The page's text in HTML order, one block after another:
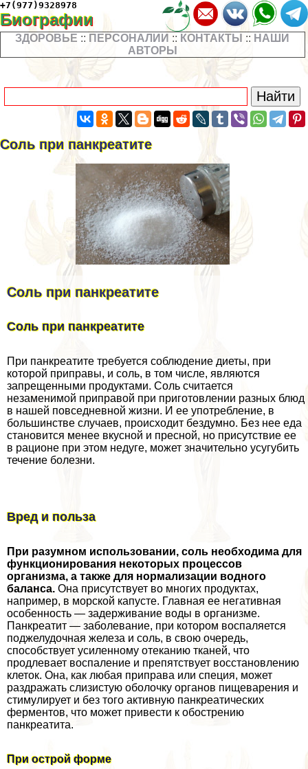
+7(977)9328978
Биографии
ЗДОРОВЬЕ :: ПЕРСОНАЛИИ :: КОНТАКТЫ :: НАШИ
АВТОРЫ
Соль при панкреатите
Соль при панкреатите
Соль при панкреатите
При панкреатите требуется соблюдение диеты, при
которой приправы, и соль, в том числе, являются
запрещенными продуктами. Соль считается
незаменимой приправой при приготовлении разных блюд
в нашей повседневной жизни. И ее употрeбление, в
большинстве случаев, происходит бездумно. Без нее еда
становится менее вкусной и пресной, но присутствие ее
в рационе при этом недуге, может значительно усугубить
течение болезни.
Вред и польза
При разумном использовании, соль необходима для
функционирования некоторых процессов
организма, а также для нормализации водного
баланса. Она присутствует во многих продуктах,
например, в морской капусте. Главная ее негативная
особенность — задерживание воды в организме.
Панкреатит — заболевание, при котором воспаляется
поджелудочная железа и соль, в свою очередь,
способствует усиленному отеканию тканей, что
продлевает воспаление и препятствует восстановлению
клеток. Она, как любая приправа или специя, может
раздражать слизистую оболочку органов пищеварения и
стимулирует и без того активную панкреатических
ферментов, что может привести к обострению
панкреатита.
При острой форме